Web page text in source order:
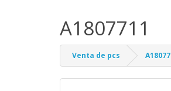
A1807711
Venta de pcs